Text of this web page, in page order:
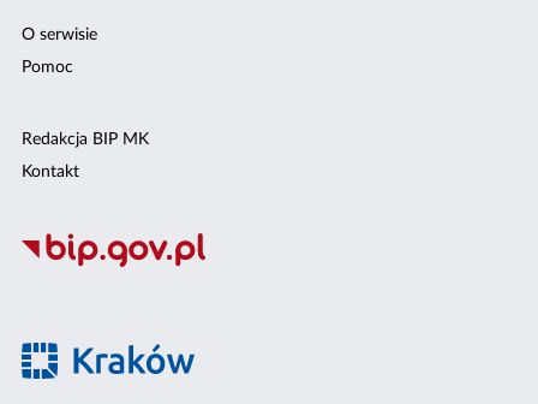
O serwisie
Pomoc
Redakcja BIP MK
Kontakt